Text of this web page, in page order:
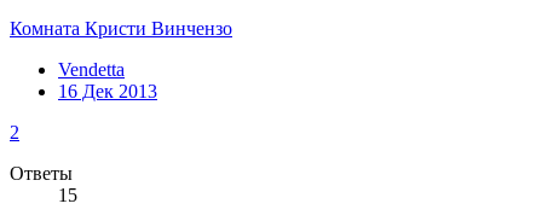
Комната Кристи Винчензо
Vendetta
16 Дек 2013
2
Ответы
15